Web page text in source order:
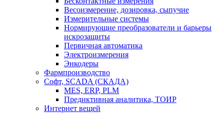
Весоизмерение, дозировка, сыпучие
Измерительные системы
Нормирующие преобразователи и барьеры
искрозащиты
Первичная автоматика
Электроизмерения
Энкодеры
Фармпроизводство
Софт, SCADA (СКАДА)
MES, ERP, PLM
Предиктивная аналитика, ТОИР
Интернет вещей